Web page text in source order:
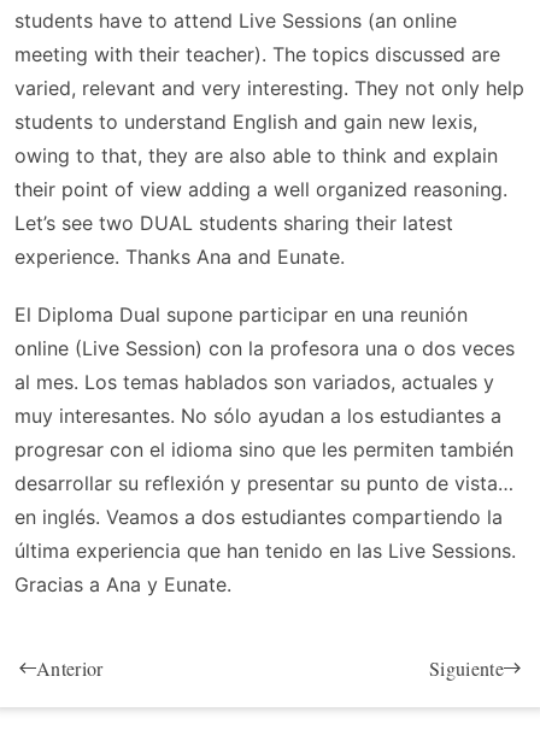
students have to attend Live Sessions (an online
meeting with their teacher). The topics discussed are
varied, relevant and very interesting. They not only help
students to understand English and gain new lexis,
owing to that, they are also able to think and explain
their point of view adding a well organized reasoning.
Let’s see two DUAL students sharing their latest
experience. Thanks Ana and Eunate.
El Diploma Dual supone participar en una reunión
online (Live Session) con la profesora una o dos veces
al mes. Los temas hablados son variados, actuales y
muy interesantes. No sólo ayudan a los estudiantes a
progresar con el idioma sino que les permiten también
desarrollar su reflexión y presentar su punto de vista…
en inglés. Veamos a dos estudiantes compartiendo la
última experiencia que han tenido en las Live Sessions.
Gracias a Ana y Eunate.
Anterior Siguiente